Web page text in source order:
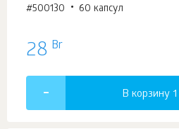
#500130 60 капсул
28 Br
В корзину 1